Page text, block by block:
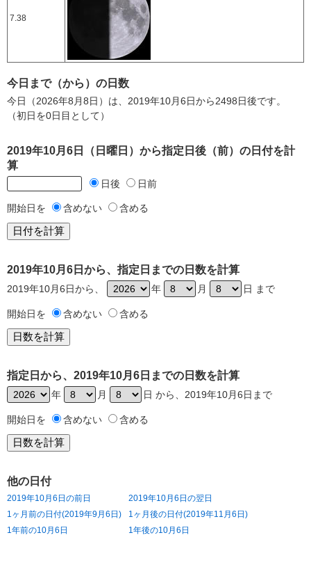
7.38
今日まで（から）の日数
今日（2026年8月8日）は、2019年10月6日から2498日後です。
（初日を0日目として）
2019年10月6日（日曜日）から指定日後（前）の日付を計
算
日後 日前
開始日を 含めない 含める
2019年10月6日から、指定日までの日数を計算
2019年10月6日から、 年 月 日 まで
開始日を 含めない 含める
指定日から、2019年10月6日までの日数を計算
年 月 日 から、2019年10月6日まで
開始日を 含めない 含める
他の日付
2019年10月6日の前日
2019年10月6日の翌日
1ヶ月前の日付(2019年9月6日)
1ヶ月後の日付(2019年11月6日)
1年前の10月6日
1年後の10月6日